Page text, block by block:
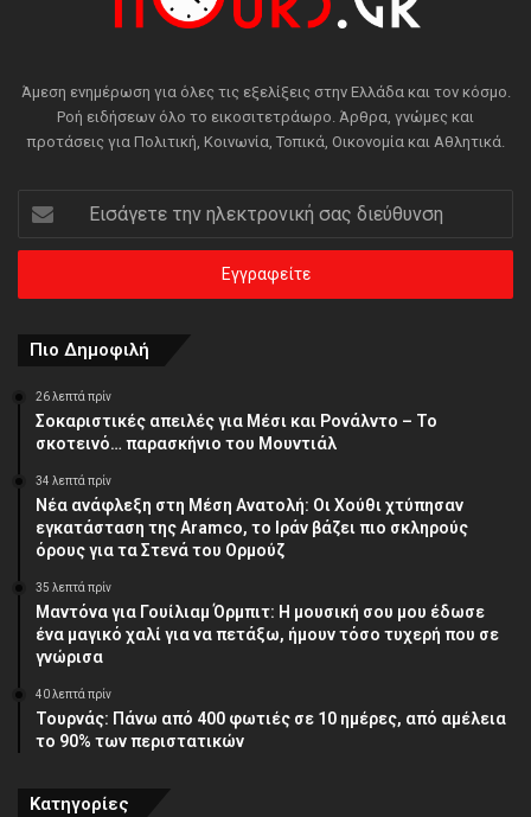
Άμεση ενημέρωση για όλες τις εξελίξεις στην Ελλάδα και τον κόσμο.
Ροή ειδήσεων όλο το εικοσιτετράωρο. Άρθρα, γνώμες και
προτάσεις για Πολιτική, Κοινωνία, Τοπικά, Οικονομία και Αθλητικά.
Εισάγετε
την
ηλεκτρονική
διεύθυνση
Πιο Δημοφιλή
26 λεπτά πρίν
Σοκαριστικές απειλές για Μέσι και Ρονάλντο – Το
σκοτεινό… παρασκήνιο του Μουντιάλ
34 λεπτά πρίν
Νέα ανάφλεξη στη Μέση Ανατολή: Οι Χούθι χτύπησαν
εγκατάσταση της Aramco, το Ιράν βάζει πιο σκληρούς
όρους για τα Στενά του Ορμούζ
35 λεπτά πρίν
Μαντόνα για Γουίλιαμ Όρμπιτ: Η μουσική σου μου έδωσε
ένα μαγικό χαλί για να πετάξω, ήμουν τόσο τυχερή που σε
γνώρισα
40 λεπτά πρίν
Τουρνάς: Πάνω από 400 φωτιές σε 10 ημέρες, από αμέλεια
το 90% των περιστατικών
Κατηγορίες